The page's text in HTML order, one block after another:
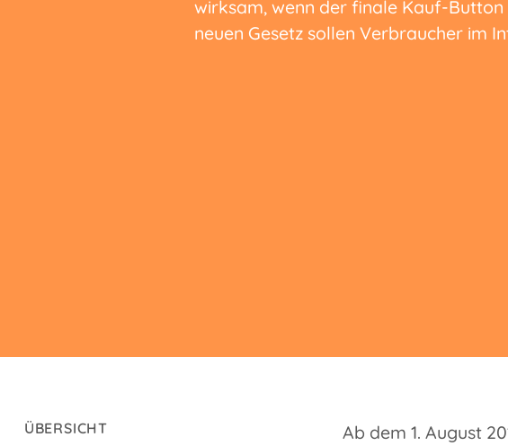
wirksam, wenn der finale Kauf-
neuen Gesetz sollen Verbraucher im
ÜBERSICHT
Ab dem 1. August